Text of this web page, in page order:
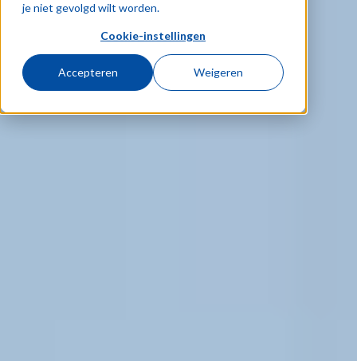
je niet gevolgd wilt worden.
Cookie-instellingen
Accepteren Weigeren